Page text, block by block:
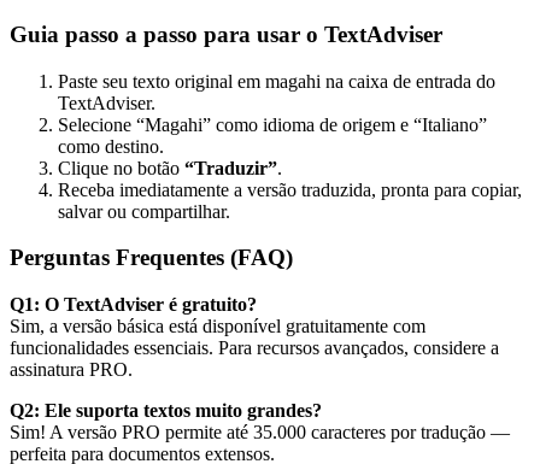
Guia passo a passo para usar o TextAdviser
Paste seu texto original em magahi na caixa de entrada do
TextAdviser.
Selecione “Magahi” como idioma de origem e “Italiano”
como destino.
Clique no botão “Traduzir”.
Receba imediatamente a versão traduzida, pronta para copiar,
salvar ou compartilhar.
Perguntas Frequentes (FAQ)
Q1: O TextAdviser é gratuito?
Sim, a versão básica está disponível gratuitamente com
funcionalidades essenciais. Para recursos avançados, considere a
assinatura PRO.
Q2: Ele suporta textos muito grandes?
Sim! A versão PRO permite até 35.000 caracteres por tradução —
perfeita para documentos extensos.